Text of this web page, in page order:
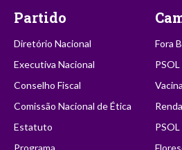
Partido
Diretório Nacional
Executiva Nacional
Conselho Fiscal
Comissão Nacional de Ética
Estatuto
Programa
Fora